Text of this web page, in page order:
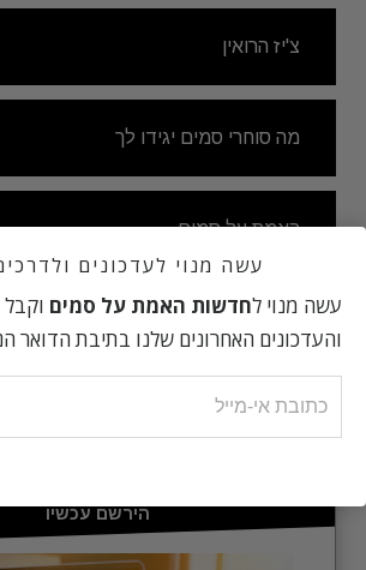
צ'יז הרואין
מה סוחרי סמים יגידו לך
האמת על סמים
הירשם עכשיו
עשה מנוי לעדכונים
עשה מנוי לחדשות האמת על סמים
והעדכונים האחרונים שלנו בתיבת הדואר